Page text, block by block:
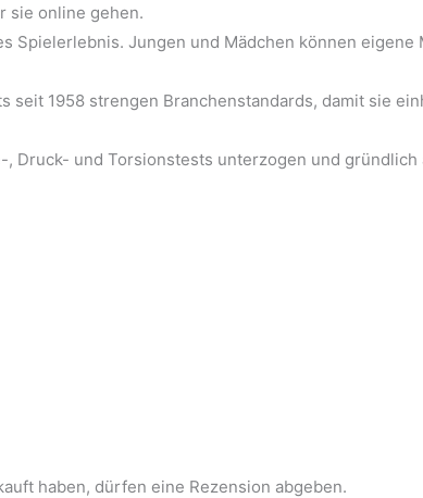
sie online gehen.
Spielerlebnis. Jungen und Mädchen können
seit 1958 strengen Branchenstandards, damit sie
, Druck- und Torsionstests unterzogen und
haben, dürfen eine Rezension abgeben.